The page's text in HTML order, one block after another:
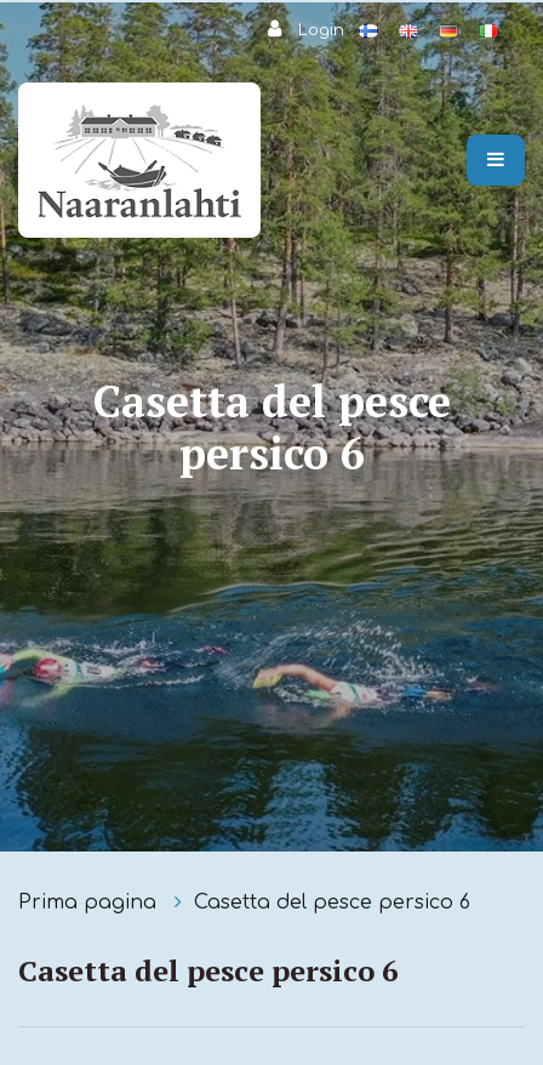
Passa al contenuto principale
Login
Casetta del pesce
persico 6
Prima pagina Casetta del pesce persico 6
Casetta del pesce persico 6